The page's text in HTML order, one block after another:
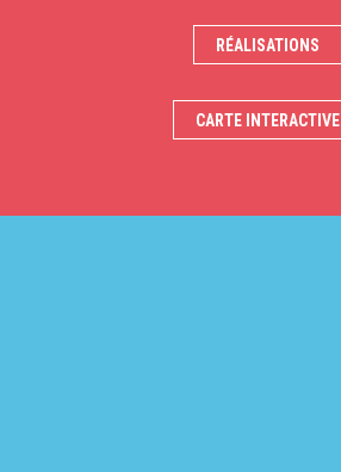
RÉALISATIONS
CARTE INTERACTIVE